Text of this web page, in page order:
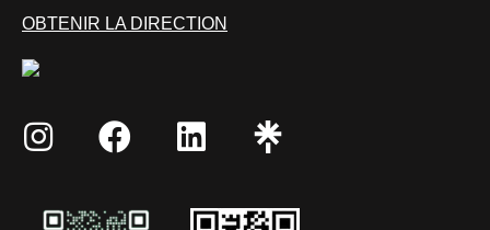
OBTENIR LA DIRECTION